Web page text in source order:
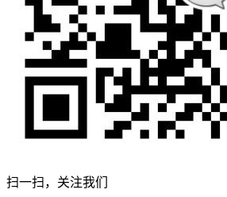
扫一扫，关注我们